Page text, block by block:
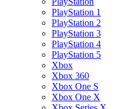
PlayStation 1
PlayStation 2
PlayStation 3
PlayStation 4
PlayStation 5
Xbox
Xbox 360
Xbox One S
Xbox One X